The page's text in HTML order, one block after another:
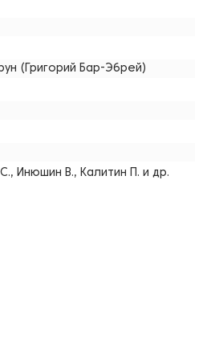
(Григорий Бар-Эбрей)
Инюшин В., Калитин П. и др.